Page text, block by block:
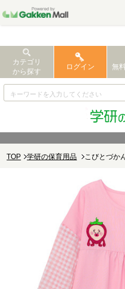
カテゴリ
から探す
ログイン 無
TOP 学研の保育用品 こびとづか